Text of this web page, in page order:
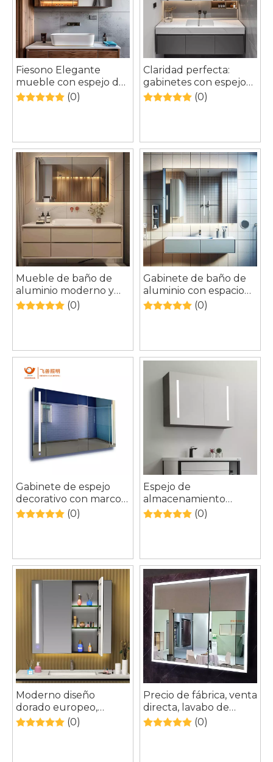
Fiesono Elegante
mueble con espejo de
aluminio con
(0)
Claridad perfecta:
gabinetes con espejo
de aluminio antivaho,
(0)
Mueble de baño de
aluminio moderno y
contemporáneo con
(0)
Gabinete de baño de
aluminio con espacio
engrosado, gabinete
(0)
Gabinete de espejo
decorativo con marco
de metal montado en
(0)
Espejo de
almacenamiento
montado en la pared
Sensor Led, botiquín
de baño
(0)
Moderno diseño
dorado europeo,
montaje en pared,
(0)
Precio de fábrica, venta
directa, lavabo de
hotel, gabinetes para
(0)